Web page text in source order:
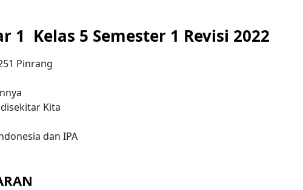
1 Kelas 5 Semester 1 Revisi 2022
Pinrang
Kita
dan IPA